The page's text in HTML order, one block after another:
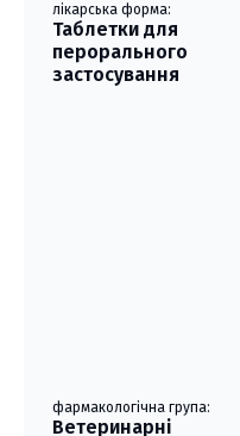
лікарська форма:
Таблетки для
перорального
застосування
фармакологічна група:
Ветеринарні